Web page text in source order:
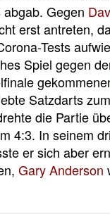
Gegen
erst antreten,
Tests
Spiel gegen
Satzdarts
die Partie
4:3. In seinem
er sich aber
Gary Anderson